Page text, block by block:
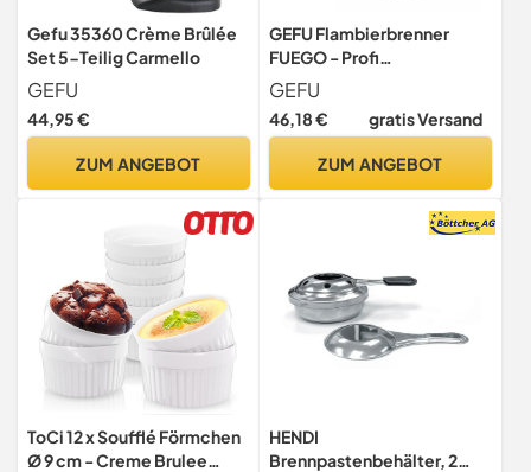
Gefu 35360 Crème Brûlée
Set 5-Teilig Carmello
GEFU
44,95 €
ZUM ANGEBOT
GEFU Flambierbrenner
FUEGO - Profi
Küchenbrenner für Crème
Brûlée - 1.300
GEFU
46,18 € gratis Versand
ZUM ANGEBOT
ToCi 12 x Soufflé Förmchen
Ø 9 cm - Creme Brulee
HENDI
Brennpastenbehälter, 2